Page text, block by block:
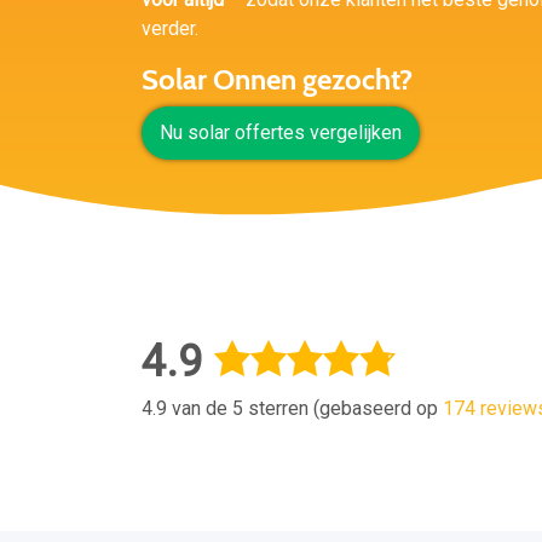
verder.
Solar Onnen gezocht?
Nu solar offertes vergelijken
4.9
4.9 van de 5 sterren (gebaseerd op 174